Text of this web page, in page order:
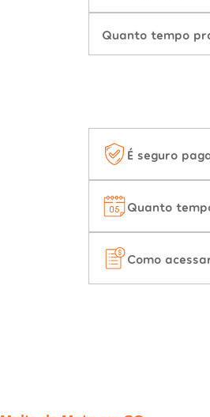
Quanto tempo
É seguro
Quanto
Como